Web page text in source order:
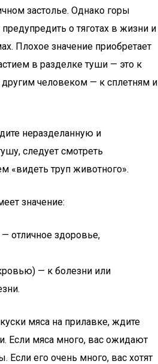
застолье. Однако горы
о тяготах в жизни и
Плохое значение приобретает
в разделке туши — это к
человеком — к сплетням и
неразделанную и
следует смотреть
«видеть труп животного».
значение:
отличное здоровье,
— к болезни или
мяса на прилавке, ждите
Если мяса много, вас ожидают
его очень много, вас хотят